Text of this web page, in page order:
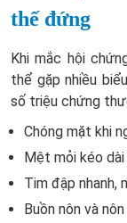
thế đứng
Khi mắc hội
thể gặp nhiều
số triệu chứng
Chóng mặt khi
Mệt mỏi kéo dài
Tim đập nhanh,
Buồn nôn và nôn